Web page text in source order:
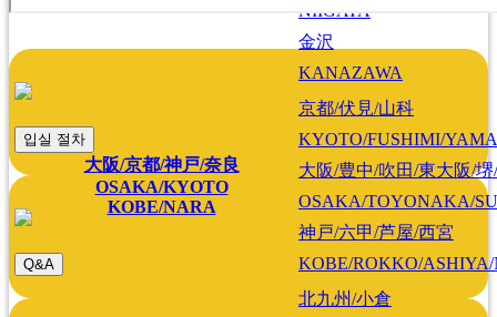
NIIGATA
金沢
KANAZAWA
大阪/京都/神戸/奈良
OSAKA/KYOTO
KOBE/NARA
京都/伏見/山科
KYOTO/FUSHIMI/
大阪/豊中/吹田/東大阪/
OSAKA/TOYONAKA/
神戸/六甲/芦屋/西宮
KOBE/ROKKO/
北九州/小倉
입실 절차
Q&A